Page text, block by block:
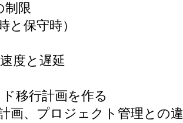
制限
と保守時）
度と遅延
移行計画を作る
画、プロジェクト管理との